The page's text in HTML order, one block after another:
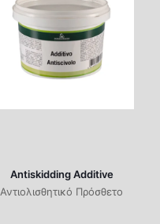
Antiskidding Additive
Αντιολισθητικό Πρόσθετο